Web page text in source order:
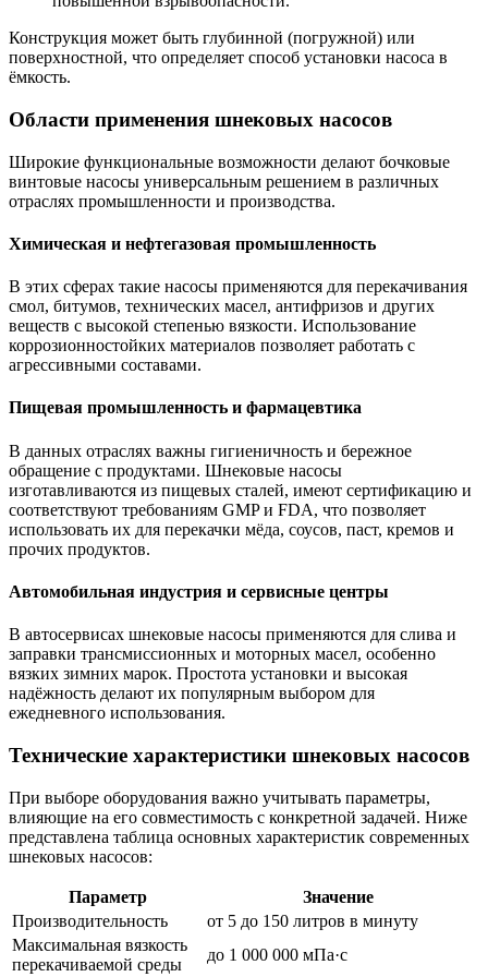
Конструкция может быть глубинной (погружной) или
поверхностной, что определяет способ установки насоса в
ёмкость.
Области применения шнековых насосов
Широкие функциональные возможности делают бочковые
винтовые насосы универсальным решением в различных
отраслях промышленности и производства.
Химическая и нефтегазовая промышленность
В этих сферах такие насосы применяются для перекачивания
смол, битумов, технических масел, антифризов и других
веществ с высокой степенью вязкости. Использование
коррозионностойких материалов позволяет работать с
агрессивными составами.
Пищевая промышленность и фармацевтика
В данных отраслях важны гигиеничность и бережное
обращение с продуктами. Шнековые насосы
изготавливаются из пищевых сталей, имеют сертификацию и
соответствуют требованиям GMP и FDA, что позволяет
использовать их для перекачки мёда, соусов, паст, кремов и
прочих продуктов.
Автомобильная индустрия и сервисные центры
В автосервисах шнековые насосы применяются для слива и
заправки трансмиссионных и моторных масел, особенно
вязких зимних марок. Простота установки и высокая
надёжность делают их популярным выбором для
ежедневного использования.
Технические характеристики шнековых насосов
При выборе оборудования важно учитывать параметры,
влияющие на его совместимость с конкретной задачей. Ниже
представлена таблица основных характеристик современных
шнековых насосов:
Параметр
Значение
Производительность
от 5 до 150 литров в минуту
Максимальная вязкость
перекачиваемой среды
до 1 000 000 мПа·с